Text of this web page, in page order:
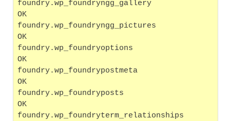
foundry.wp_foundryngg_gallery
OK
foundry.wp_foundryngg_pictures
OK
foundry.wp_foundryoptions
OK
foundry.wp_foundrypostmeta
OK
foundry.wp_foundryposts
OK
foundry.wp_foundryterm_relationships